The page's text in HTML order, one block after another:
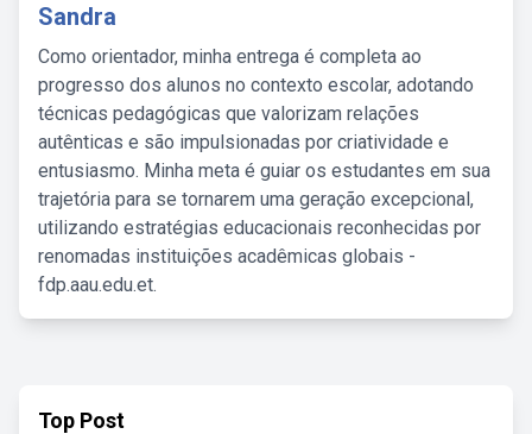
Sandra
Como orientador, minha entrega é completa ao
progresso dos alunos no contexto escolar, adotando
técnicas pedagógicas que valorizam relações
autênticas e são impulsionadas por criatividade e
entusiasmo. Minha meta é guiar os estudantes em sua
trajetória para se tornarem uma geração excepcional,
utilizando estratégias educacionais reconhecidas por
renomadas instituições acadêmicas globais -
fdp.aau.edu.et.
Top Post